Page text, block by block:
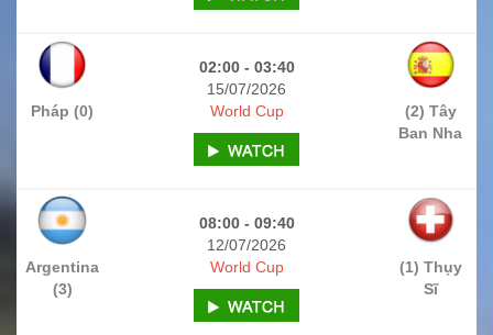
02:00 - 03:40
15/07/2026
Pháp (0)
(2) Tây
Ban Nha
World Cup
08:00 - 09:40
12/07/2026
Argentina
(3)
(1) Thụy
Sĩ
World Cup